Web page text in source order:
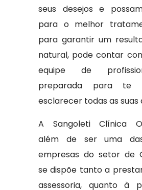
seus desejos e
para o melhor
para garantir um
natural, pode contar
equipe de
preparada para te
esclarecer todas as suas
A Sangoleti Clínica
além de ser uma
empresas do setor de
se dispõe tanto a
assessoria, quanto à